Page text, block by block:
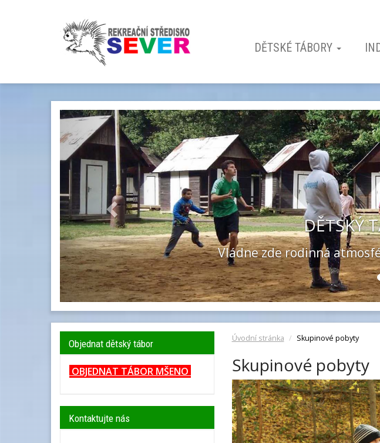
DĚTSKÉ TÁBORY
Tábor ušitý na míru
Previous
Úvodní stránka Skupinové pobyty
Skupinové pobyty
Objednat dětský tábor
OBJEDNAT TÁBOR MŠENO
Kontaktujte nás